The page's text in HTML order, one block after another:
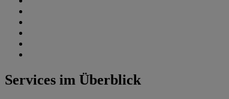
Services im Überblick